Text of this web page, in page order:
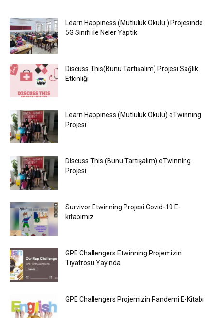
Learn Happiness (Mutluluk Okulu ) Projesinde
5G Sınıfı ile Neler Yaptık
Discuss This(Bunu Tartışalım) Projesi Sağlık
Etkinliği
Learn Happiness (Mutluluk Okulu) eTwinning
Projesi
Discuss This (Bunu Tartışalım) eTwinning
Projesi
Survivor Etwinning Projesi Covid-19 E-
kitabımız
GPE Challengers Etwinning Projemizin
Tiyatrosu Yayında
GPE Challengers Projemizin Pandemi E-Kitabı